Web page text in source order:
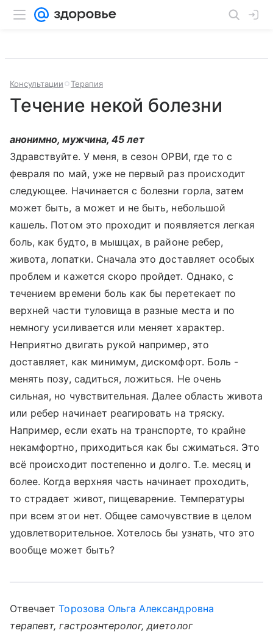
Консультации Терапия
Течение некой болезни
анонимно, мужчина, 45 лет
Здравствуйте. У меня, в сезон ОРВИ, где то с
февраля по май, уже не первый раз происходит
следующее. Начинается с болезни горла, затем
может быть, а может и не быть, небольшой
кашель. Потом это проходит и появляется легкая
боль, как будто, в мышцах, в районе ребер,
живота, лопатки. Сначала это доставляет особых
проблем и кажется скоро пройдет. Однако, с
течением времени боль как бы перетекает по
верхней части туловища в разные места и по
немногу усиливается или меняет характер.
Неприятно двигать рукой например, это
доставляет, как минимум, дискомфорт. Боль -
менять позу, садиться, ложиться. Не очень
сильная, но чувствительная. Далее область живота
или ребер начинает реагировать на тряску.
Например, если ехать на транспорте, то крайне
некамфортно, приходиться как бы сжиматься. Это
всё происходит постепенно и долго. Т.е. месяц и
более. Когда верхняя часть начинает проходить,
то страдает живот, пищеварение. Температуры
при всем этои нет. Общее самочувствие в целом
удовлетворительное. Хотелось бы узнать, что это
вообще может быть?
ОтвечаетТорозова Ольга Александровна
терапевт, гастроэнтеролог, диетолог